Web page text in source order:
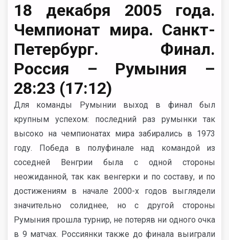
18 декабря 2005 года.
Чемпионат мира. Санкт-
Петербург. Финал.
Россия – Румыния –
28:23 (17:12)
Для команды Румынии выход в финал был
крупным успехом: последний раз румынки так
высоко на чемпионатах мира забирались в 1973
году. Победа в полуфинале над командой из
соседней Венгрии была с одной стороны
неожиданной, так как венгерки и по составу, и по
достижениям в начале 2000-х годов выглядели
значительно солиднее, но с другой стороны
Румыния прошла турнир, не потеряв ни одного очка
в 9 матчах. Россиянки также до финала выиграли